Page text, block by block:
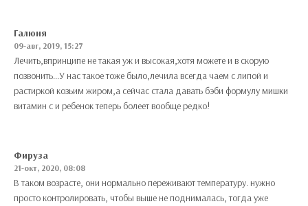
Галюня
09-авг, 2019, 15:27
Лечить,впринципе не такая уж и высокая,хотя можете и в скорую
позвонить...У нас такое тоже было,лечила всегда чаем с липой и
растиркой козьим жиром,а сейчас стала давать бэби формулу мишки
витамин с и ребенок теперь болеет вообще редко!
Фируза
21-окт, 2020, 08:08
В таком возрасте, они нормально переживают температуру. нужно
просто контролировать, чтобы выше не поднималась, тогда уже